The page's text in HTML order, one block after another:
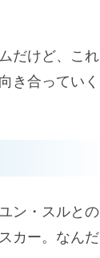
だけど、これ
き合っていく
ン・スルとの
カー。なんだ